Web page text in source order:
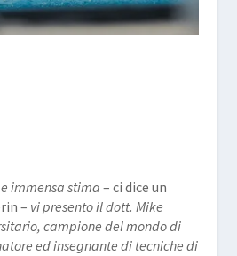
immensa stima – ci dice un
– vi presento il dott. Mike
campione del mondo di
ed insegnante di tecniche di